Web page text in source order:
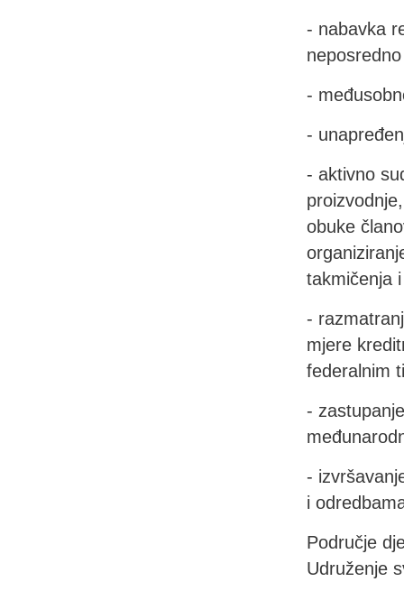
- nabavka
-
-
- aktivno
obuke
takmičenja
-
mjere
federalnim
-
-
i
Područje
Udruženje